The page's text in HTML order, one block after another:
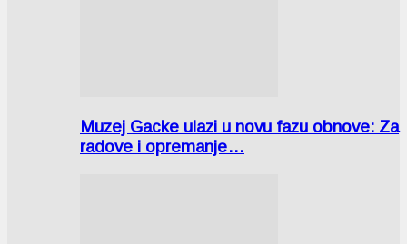
Muzej Gacke ulazi u novu fazu obnove: Za
radove i opremanje…